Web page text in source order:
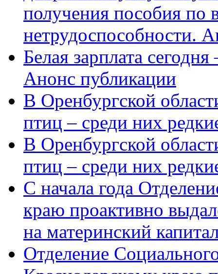
получения пособия по
нетрудоспособности.
Белая зарплата
Анонс публикации
В Оренбургской
птиц – среди них
В Оренбургской
птиц – среди них
С начала года
краю проактивно
на материнский
Отделение